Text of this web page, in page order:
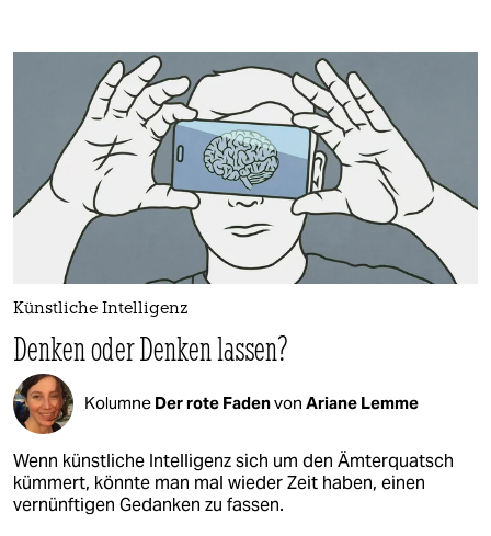
Künstliche Intelligenz
Denken oder Denken lassen?
Kolumne Der rote Fadenvon Ariane Lemme
Wenn künstliche Intelligenz sich um den Ämterquatsch
kümmert, könnte man mal wieder Zeit haben, einen
vernünftigen Gedanken zu fassen.